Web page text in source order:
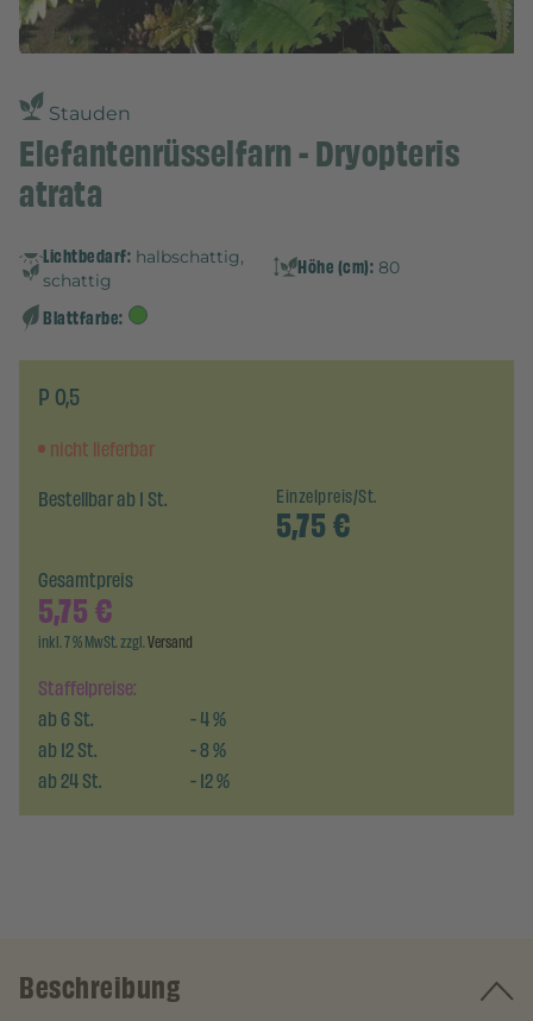
Stauden
Elefantenrüsselfarn - Dryopteris
atrata
Lichtbedarf: halbschattig,
schattig
Höhe (cm): 80
Blattfarbe:
P 0,5
nicht lieferbar
Bestellbar ab 1 St.
Einzelpreis/St.
5,75€
Staffelpreise:
ab6St. -4%
ab12St. -8%
ab24St. -12%
Gesamtpreis
5,75€
inkl. 7 % MwSt. zzgl.Versand
Beschreibung